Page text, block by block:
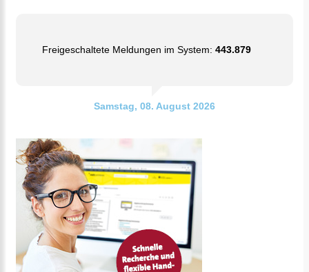
Freigeschaltete Meldungen im System: 443.879
Samstag, 08. August 2026